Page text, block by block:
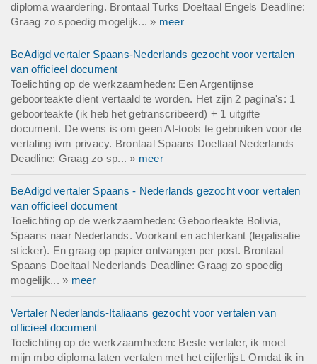
diploma waardering. Brontaal Turks Doeltaal Engels Deadline:
Graag zo spoedig mogelijk... » meer
BeAdigd vertaler Spaans-Nederlands gezocht voor vertalen
van officieel document
Toelichting op de werkzaamheden: Een Argentijnse
geboorteakte dient vertaald te worden. Het zijn 2 pagina's: 1
geboorteakte (ik heb het getranscribeerd) + 1 uitgifte
document. De wens is om geen AI-tools te gebruiken voor de
vertaling ivm privacy. Brontaal Spaans Doeltaal Nederlands
Deadline: Graag zo sp... » meer
BeAdigd vertaler Spaans - Nederlands gezocht voor vertalen
van officieel document
Toelichting op de werkzaamheden: Geboorteakte Bolivia,
Spaans naar Nederlands. Voorkant en achterkant (legalisatie
sticker). En graag op papier ontvangen per post. Brontaal
Spaans Doeltaal Nederlands Deadline: Graag zo spoedig
mogelijk... » meer
Vertaler Nederlands-Italiaans gezocht voor vertalen van
officieel document
Toelichting op de werkzaamheden: Beste vertaler, ik moet
mijn mbo diploma laten vertalen met het cijferlijst. Omdat ik in